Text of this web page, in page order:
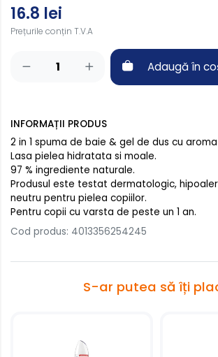
16.8 lei
Prețurile conțin T.V.A
Adaugă în
INFORMAȚII PRODUS
2 in 1 spuma de baie & gel de dus cu
Lasa pielea hidratata si moale.
97 % ingrediente naturale.
Produsul este testat dermatologic,
neutru pentru pielea copiilor.
Pentru copii cu varsta de peste un 1 an.
Cod produs: 4013356254245
S-ar putea să îți